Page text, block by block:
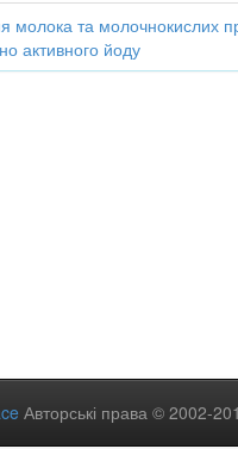
молока та молочнокислих
активного йоду
Авторські права © 2002-